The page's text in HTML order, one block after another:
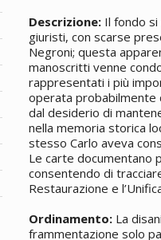
Descrizione: Il fondo
giuristi, con scarse
Negroni; questa
manoscritti venne
rappresentati i più
operata probabilmente
dal desiderio di
nella memoria storica
stesso Carlo aveva
Le carte documentano
consentendo di
Restaurazione e
Ordinamento: La
frammentazione solo